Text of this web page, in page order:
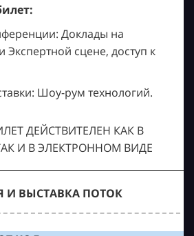
Доклады на
Экспертной сцене, доступ к
Шоу-рум технологий.
ДЕЙСТВИТЕЛЕН КАК В
И В ЭЛЕКТРОННОМ ВИДЕ
И ВЫСТАВКА ПОТОК